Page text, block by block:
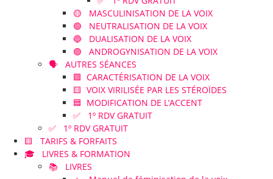
🟡 MASCULINISATION DE LA VOIX
🟢 NEUTRALISATION DE LA VOIX
🔵 DUALISATION DE LA VOIX
🟣 ANDROGYNISATION DE LA VOIX
🗣️ AUTRES SÉANCES
🟪 CARACTÉRISATION DE LA VOIX
🟨 VOIX VIRILISÉE PAR LES STÉROÏDES
🟦 MODIFICATION DE L’ACCENT
✅ 1º RDV GRATUIT
✅ 1º RDV GRATUIT
🟨 TARIFS & FORFAITS
🎓 LIVRES & FORMATION
📚 LIVRES